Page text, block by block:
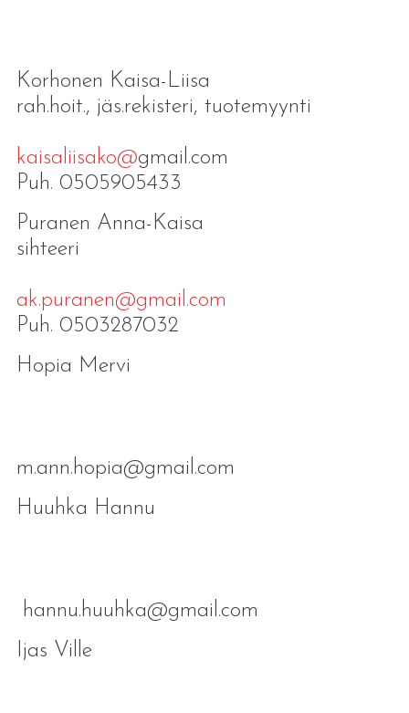
Korhonen Kaisa-Liisa
rah.hoit., jäs.rekisteri, tuotemyynti
kaisaliisako@gmail.com
Puh. 0505905433
Puranen Anna-Kaisa
sihteeri
ak.puranen@gmail.com
Puh. 0503287032
Hopia Mervi
m.ann.hopia@gmail.com
Huuhka Hannu
hannu.huuhka@gmail.com
Ijas Ville